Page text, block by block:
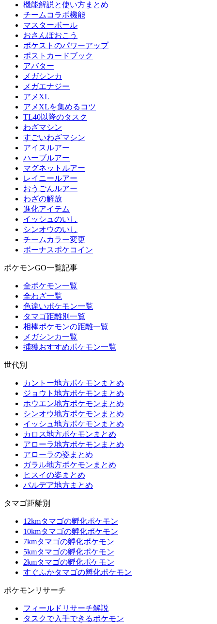
機能解説と使い方まとめ
チームコラボ機能
マスターボール
おさんぽおこう
ポケストのパワーアップ
ポストカードブック
アバター
メガシンカ
メガエナジー
アメXL
アメXLを集めるコツ
TL40以降のタスク
わざマシン
すごいわざマシン
アイスルアー
ハーブルアー
マグネットルアー
レイニールアー
おうごんルアー
わざの解放
進化アイテム
イッシュのいし
シンオウのいし
チームカラー変更
ボーナスポケコイン
ポケモンGO一覧記事
全ポケモン一覧
全わざ一覧
色違いポケモン一覧
タマゴ距離別一覧
相棒ポケモンの距離一覧
メガシンカ一覧
捕獲おすすめポケモン一覧
世代別
カントー地方ポケモンまとめ
ジョウト地方ポケモンまとめ
ホウエン地方ポケモンまとめ
シンオウ地方ポケモンまとめ
イッシュ地方ポケモンまとめ
カロス地方ポケモンまとめ
アローラ地方ポケモンまとめ
アローラの姿まとめ
ガラル地方ポケモンまとめ
ヒスイの姿まとめ
パルデア地方まとめ
タマゴ距離別
12kmタマゴの孵化ポケモン
10kmタマゴの孵化ポケモン
7kmタマゴの孵化ポケモン
5kmタマゴの孵化ポケモン
2kmタマゴの孵化ポケモン
すぐふかタマゴの孵化ポケモン
ポケモンリサーチ
フィールドリサーチ解説
タスクで入手できるポケモン